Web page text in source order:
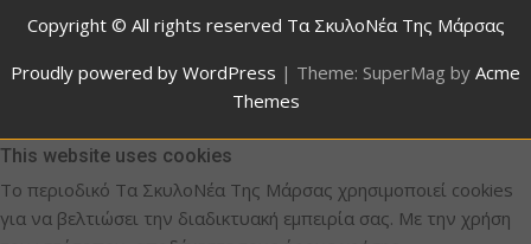
Copyright © All rights reserved Τα ΣκυλοΝέα Της Μάρσας
Proudly powered by WordPress | Theme: SuperMag by Acme
Themes
This website uses cookies
Το περιοδικό Τα ΣκυλοΝέα Της Μάρσας χρησιμοποιεί cookies
για να βελτιώσει την διαδικτυακή εμπειρία σας. Με την χρήση